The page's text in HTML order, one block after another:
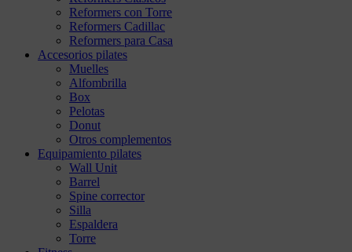
Reformers con Torre
Reformers Cadillac
Reformers para Casa
Accesorios pilates
Muelles
Alfombrilla
Box
Pelotas
Donut
Otros complementos
Equipamiento pilates
Wall Unit
Barrel
Spine corrector
Silla
Espaldera
Torre